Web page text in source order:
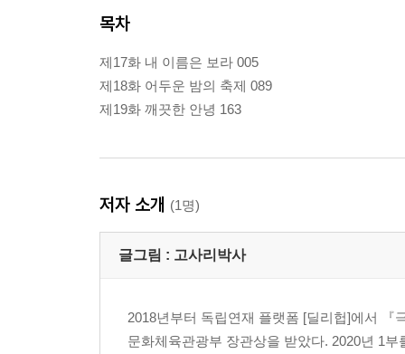
목차
제17화 내 이름은 보라 005
제18화 어두운 밤의 축제 089
제19화 깨끗한 안녕 163
저자 소개 (1명)
글그림 : 고사리박사
2018년부터 독립연재 플랫폼 [딜리헙]에서 『
문화체육관광부 장관상을 받았다. 2020년 1